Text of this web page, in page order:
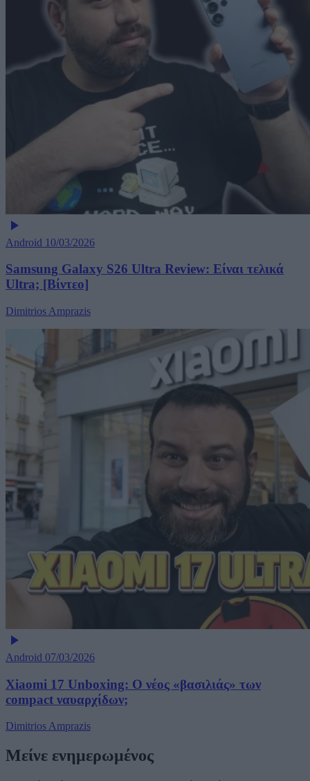
Android 10/03/2026
Samsung Galaxy S26 Ultra Review: Είναι τελικά
Ultra; [Βίντεο]
Dimitrios Amprazis
Android 07/03/2026
Xiaomi 17 Unboxing: Ο νέος «βασιλιάς» των
compact ναυαρχίδων;
Dimitrios Amprazis
Μείνε ενημερωμένος